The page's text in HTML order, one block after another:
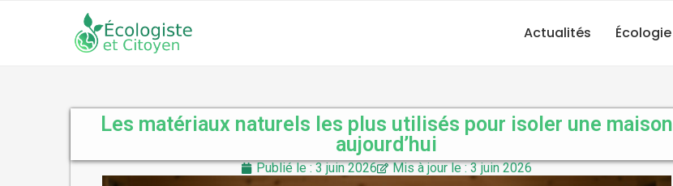
Actualités Écologie
Les matériaux naturels les plus utilisés pour isoler une maison
aujourd’hui
Publié le : 3 juin 2026 Mis à jour le : 3 juin 2026